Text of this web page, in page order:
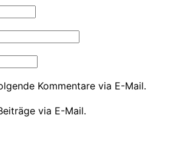
Kommentare via E-Mail.
via E-Mail.